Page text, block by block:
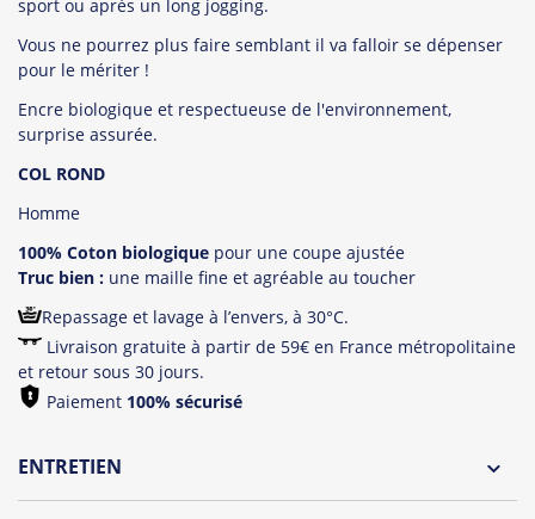
sport ou après un long jogging.
Vous ne pourrez plus faire semblant il va falloir se dépenser
pour le mériter !
Encre biologique et respectueuse de l'environnement,
surprise assurée.
COL ROND
Homme
100% Coton biologique pour une coupe ajustée
Truc bien : une maille fine et agréable au toucher
Repassage et lavage à l’envers, à 30°C.
Livraison gratuite à partir de 59€ en France métropolitaine
et retour sous 30 jours.
Paiement 100% sécurisé
ENTRETIEN